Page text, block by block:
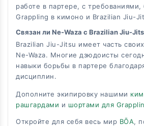
работе в партере, с
Grappling в кимоно и Brazilian Jiu-
Связан ли Ne-Waza с Brazilian Jiu-
Brazilian Jiu-Jitsu имеет часть
Ne-Waza. Многие дзюдоисты
навыки борьбы в партере
дисциплин.
Дополните экипировку нашими
рашгардами и шортами для
Откройте для себя весь мир BŌA,